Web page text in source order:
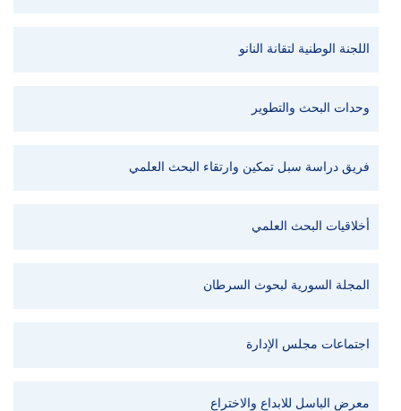
اللجنة الوطنية لتقانة النانو
وحدات البحث والتطوير
فريق دراسة سبل تمكين وارتقاء البحث العلمي
أخلاقيات البحث العلمي
المجلة السورية لبحوث السرطان
اجتماعات مجلس الإدارة
معرض الباسل للابداع والاختراع